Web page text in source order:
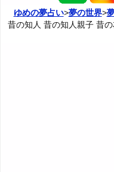
ヨセフの夢占い
夢占いの歴史
夢占い掲示板
カテゴリー別夢占い
ゆめの夢占い>夢の世界>
昔の知人 昔の知人親子 昔